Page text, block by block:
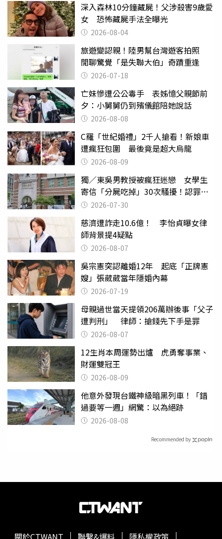
深入森林10分鐘藏屍！父涉殺害9歲愛
女 恐怖藏屍手法全曝光
2026-08-04
旅遊變認親！陸男幫台灣遊客拍照
閒聊驚覺「是失聯大伯」奇蹟重逢
2026-07-18
亡妹慘遭公公毒手 表姊憶父親節前
夕：小舅舅仍到殯儀館陪她說話
2026-08-08
C羅「世紀婚禮」2千人搶看！新娘車
遭瘋狂包圍 最後竟是超大烏龍
2026-08-09
獨／東吳男教授被瘋狂迷戀 女學生
寄信「分屍吃掉」30次騷擾！認罪免
關 2026-07-30
慈濟遭詐走10.6億！ 李怡貞曝女律
師背景提4疑點
2026-08-07
吳宗憲突認離婚12年 起底「正牌憲
嫂」張葳葳當年隱婚內幕
2026-07-19
母親過世當天提領206萬辦後事「父子
遭判刑」 律師：搶錢先下手是罪
2026-08-07
12生肖本周運勢出爐 虎勇奪事業、
財運雙冠王
2026-08-09
他意外發現台鐵神級暗黑列車！「錯
過要等一週」網驚：以為絕跡
2026-08-08
Recommended by
關於CTWANT 聯繫&爆料 隱私權政策